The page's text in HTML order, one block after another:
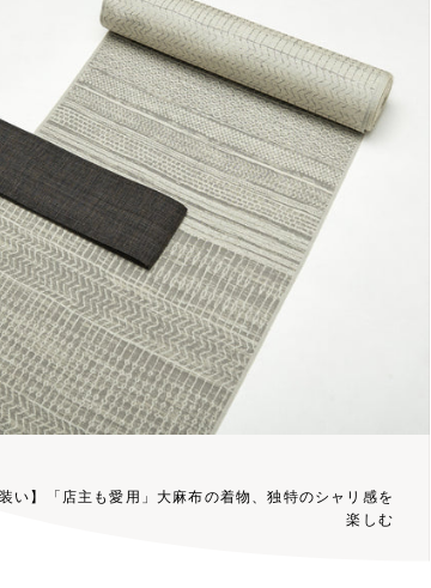
い】「店主も愛用」大麻布の着物、独特のシャリ感を
楽しむ